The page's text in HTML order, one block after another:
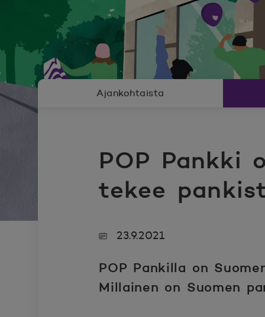
POP Pankki
tekee
Ajankohtaista
23.9.2021
POP Pankilla on
Millainen on Suomen